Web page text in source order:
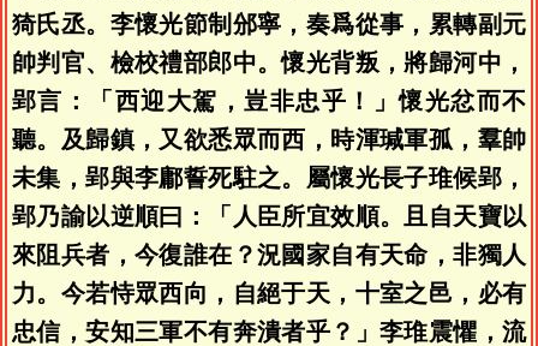
猗氏丞。李懷光節制邠寧，奏爲從事，累轉副元
帥判官、檢校禮部郎中。懷光背叛，將歸河中，
郢言：「西迎大駕，豈非忠乎！」懷光忿而不
聽。及歸鎮，又欲悉眾而西，時渾瑊軍孤，羣帥
未集，郢與李鄘誓死駐之。屬懷光長子琟候郢，
郢乃諭以逆順曰：「人臣所宜效順。且自天寶以
來阻兵者，今復誰在？況國家自有天命，非獨人
力。今若恃眾西向，自絕于天，十室之邑，必有
忠信，安知三軍不有奔潰者乎？」李琟震懼，流